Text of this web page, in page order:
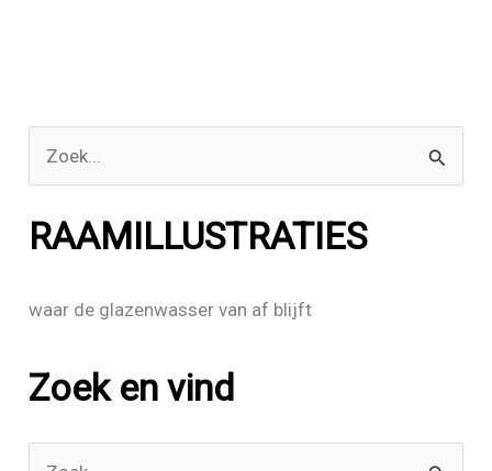
o
e
k
a
r
:
RAAMILLUSTRATIES
waar de glazenwasser van af blijft
Zoek en vind